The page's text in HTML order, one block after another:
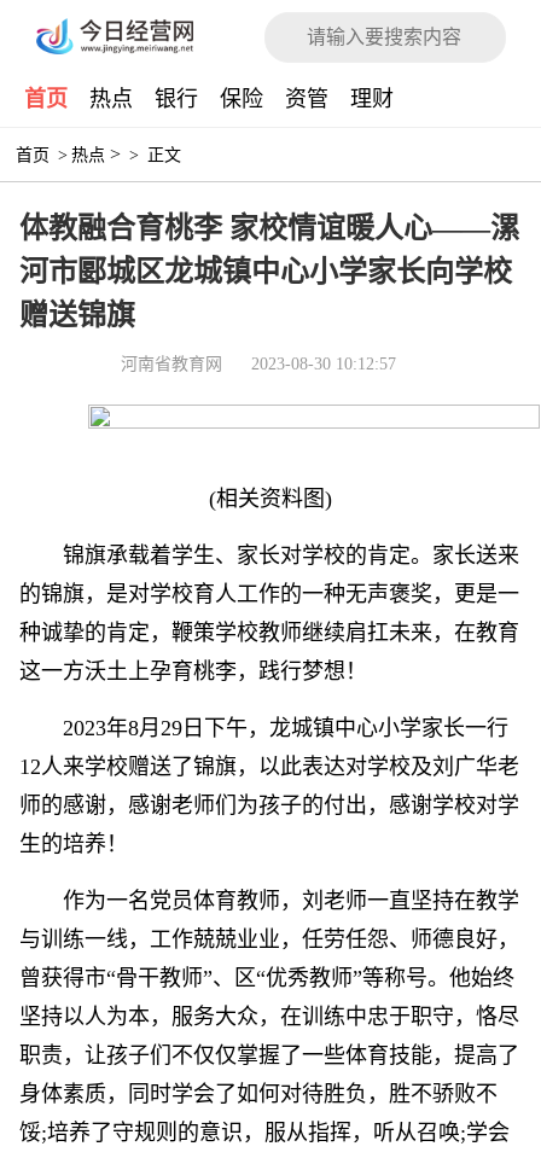
首页 热点 银行 保险 资管 理财
首页 > 热点 > > 正文
体教融合育桃李 家校情谊暖人心——漯
河市郾城区龙城镇中心小学家长向学校
赠送锦旗
河南省教育网 2023-08-30 10:12:57
(相关资料图)
锦旗承载着学生、家长对学校的肯定。家长送来
的锦旗，是对学校育人工作的一种无声褒奖，更是一
种诚挚的肯定，鞭策学校教师继续肩扛未来，在教育
这一方沃土上孕育桃李，践行梦想！
2023年8月29日下午，龙城镇中心小学家长一行
12人来学校赠送了锦旗，以此表达对学校及刘广华老
师的感谢，感谢老师们为孩子的付出，感谢学校对学
生的培养！
作为一名党员体育教师，刘老师一直坚持在教学
与训练一线，工作兢兢业业，任劳任怨、师德良好，
曾获得市“骨干教师”、区“优秀教师”等称号。他始终
坚持以人为本，服务大众，在训练中忠于职守，恪尽
职责，让孩子们不仅仅掌握了一些体育技能，提高了
身体素质，同时学会了如何对待胜负，胜不骄败不
馁;培养了守规则的意识，服从指挥，听从召唤;学会